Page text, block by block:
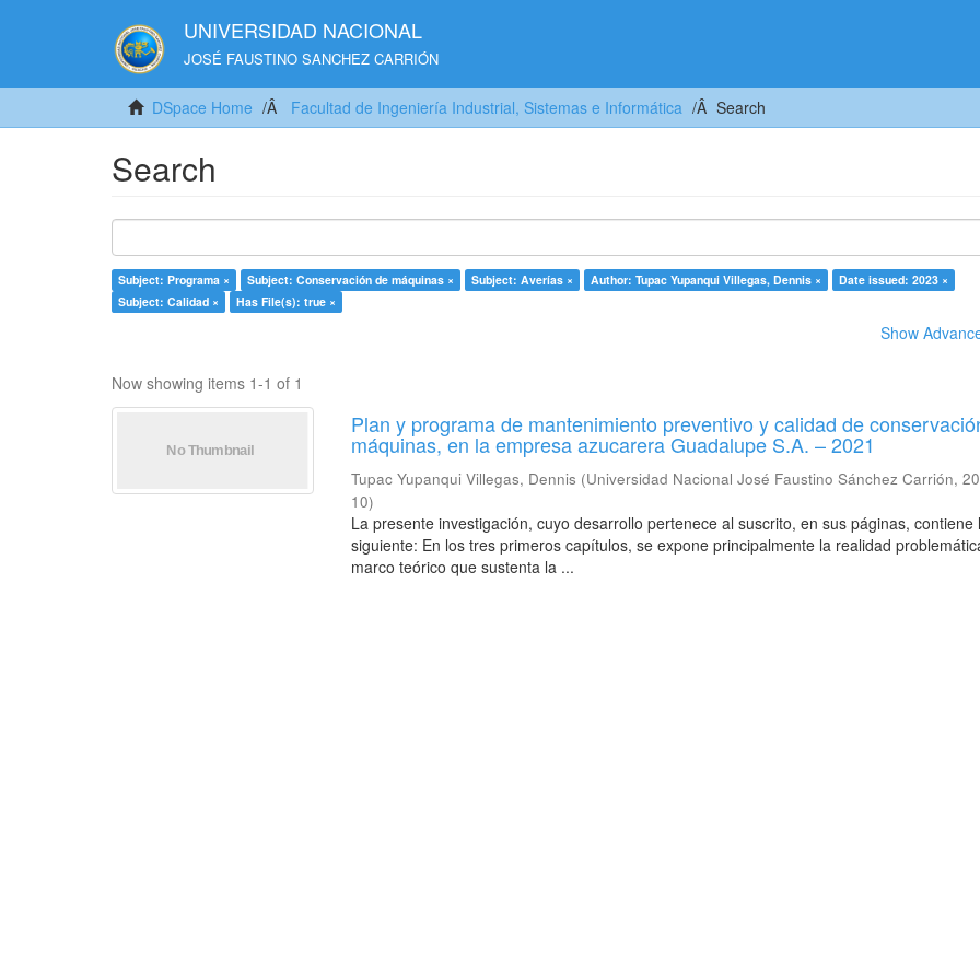
UNIVERSIDAD NACIONAL
JOSÉ FAUSTINO SANCHEZ CARRIÓN
DSpace Home Facultad de Ingeniería Industrial, Sistemas e Informática Search
Search
Subject: Programa × Subject: Conservación de máquinas × Subject: Averías × Author: Tupac Yupanqui Villegas, Dennis ×
Date issued: 2023 ×
Subject: Calidad ×
Has File(s): true ×
Show
Now showing items 1-1 of 1
Plan y programa de mantenimiento preventivo y calidad de
máquinas, en la empresa azucarera Guadalupe S.A. – 2021
Tupac Yupanqui Villegas, Dennis (Universidad Nacional José Faustino Sánchez Carrión,
10)
La presente investigación, cuyo desarrollo pertenece al suscrito, en sus páginas, contiene
siguiente: En los tres primeros capítulos, se expone principalmente la realidad
marco teórico que sustenta la ...